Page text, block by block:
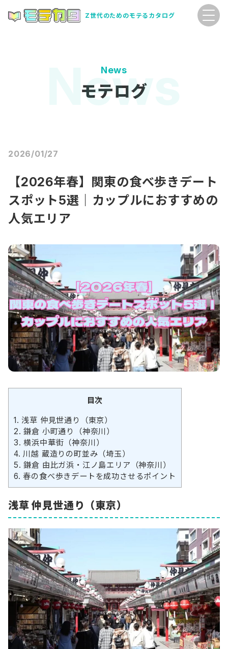
Z世代のためのモテるカタログ
News
モテログ
2026/01/27
【2026年春】関東の食べ歩きデート
スポット5選｜カップルにおすすめの
人気エリア
目次
1. 浅草 仲見世通り（東京）
2. 鎌倉 小町通り（神奈川）
3. 横浜中華街（神奈川）
4. 川越 蔵造りの町並み（埼玉）
5. 鎌倉 由比ガ浜・江ノ島エリア（神奈川）
6. 春の食べ歩きデートを成功させるポイント
浅草 仲見世通り（東京）